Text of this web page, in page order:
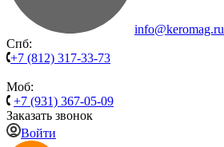
info@keromag.ru
Спб:
+7 (812) 317-33-73
Моб:
+7 (931) 367-05-09
Заказать звонок
Войти